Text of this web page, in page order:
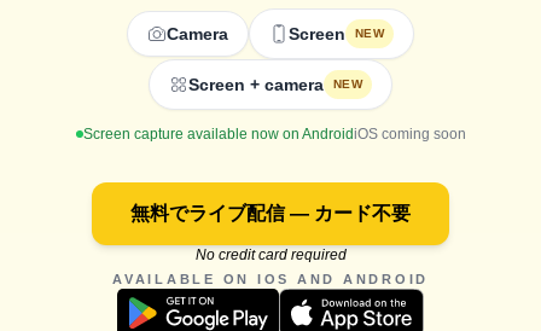
Camera Screen NEW
Screen + camera NEW
Screen capture available now on AndroidiOS coming soon
無料でライブ配信 — カード不要
No credit card required
AVAILABLE ON IOS AND ANDROID